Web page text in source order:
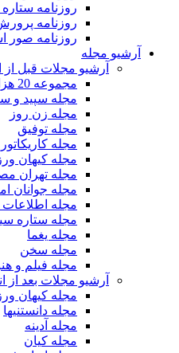
روزنامه ستاره
روزنامه
روزنامه صور
آرشیو مجله
آرشیو مجلات قبل از
مجموعه 20 هزار مجله قدیمی
مجله سپید و
مجله زن روز
مجله توفیق
مجله کاریکاتور
مجله کیهان
مجله تهران
مجله جوانان
مجله
مجله ستاره
مجله یغما
مجله سخن
مجله فیلم و
آرشیو مجلات بعد از
مجله کیهان
مجله دانستنیها
مجله آدینه
مجله کیان